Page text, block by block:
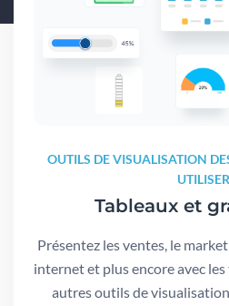
OUTILS DE VISUALISATION
UTILISER
Tableaux et
Présentez les ventes, le
internet et plus encore avec
autres outils de